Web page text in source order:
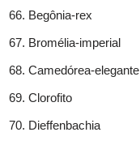
Begônia-rex
Bromélia-imperial
Camedórea-elegante
Clorofito
Dieffenbachia